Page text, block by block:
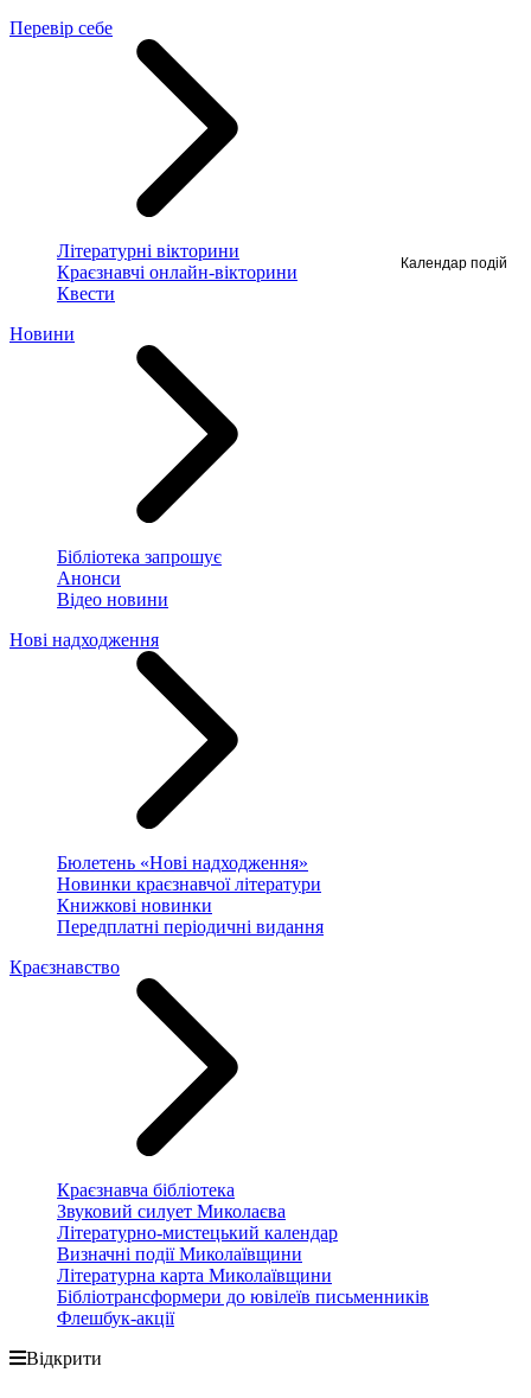
Перевір себе
Літературні вікторини
Краєзнавчі онлайн-вікторини
Квести
Новини
Бібліотека запрошує
Анонси
Відео новини
Нові надходження
Бюлетень «Нові надходження»
Новинки краєзнавчої літератури
Книжкові новинки
Передплатні періодичні видання
Краєзнавство
Краєзнавча бібліотека
Звуковий силует Миколаєва
Літературно-мистецький календар
Визначні події Миколаївщини
Літературна карта Миколаївщини
Бібліотрансформери до ювілеїв письменників
Флешбук-акції
Відкрити
Календар подій